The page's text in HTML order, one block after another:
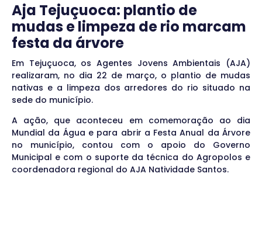
Aja Tejuçuoca: plantio de
mudas e limpeza de rio marcam
festa da árvore
Em Tejuçuoca, os Agentes Jovens Ambientais (AJA)
realizaram, no dia 22 de março, o plantio de mudas
nativas e a limpeza dos arredores do rio situado na
sede do município.
A ação, que aconteceu em comemoração ao dia
Mundial da Água e para abrir a Festa Anual da Árvore
no município, contou com o apoio do Governo
Municipal e com o suporte da técnica do Agropolos e
coordenadora regional do AJA Natividade Santos.